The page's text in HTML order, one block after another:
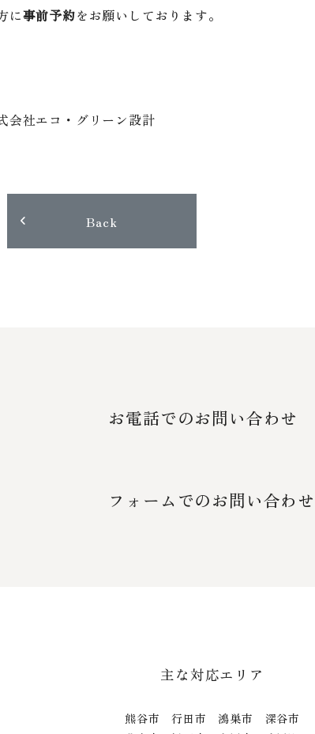
に事前予約をお願いしております。
社エコ・グリーン設計
Back
お電話でのお問い合わせ
フォームでのお問い合わせ
主な対応エリア
熊谷市 行田市 鴻巣市 深谷市